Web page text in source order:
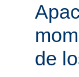
de